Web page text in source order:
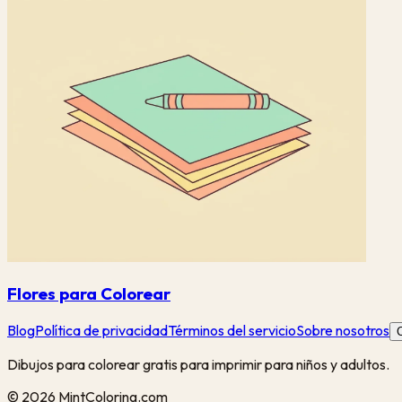
Flores para Colorear
BlogPolítica de privacidadTérminos del servicioSobre nosotros
Dibujos para colorear gratis para imprimir para niños y adultos.
© 2026 MintColoring.com